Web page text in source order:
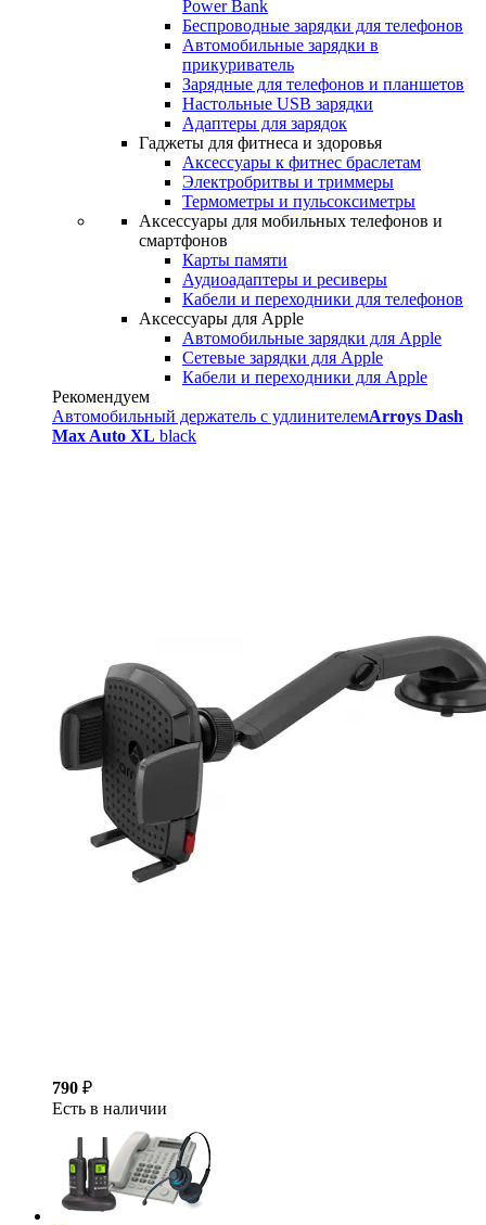
Power Bank
Беспроводные зарядки для телефонов
Автомобильные зарядки в
прикуриватель
Зарядные для телефонов и планшетов
Настольные USB зарядки
Адаптеры для зарядок
Гаджеты для фитнеса и здоровья
Аксессуары к фитнес браслетам
Электробритвы и триммеры
Термометры и пульсоксиметры
Аксессуары для мобильных телефонов и
смартфонов
Карты памяти
Аудиоадаптеры и ресиверы
Кабели и переходники для телефонов
Аксессуары для Apple
Автомобильные зарядки для Apple
Сетевые зарядки для Apple
Кабели и переходники для Apple
Рекомендуем
Автомобильный держатель с удлинителемArroys Dash
Max Auto XL black
790 ₽
Есть в наличии